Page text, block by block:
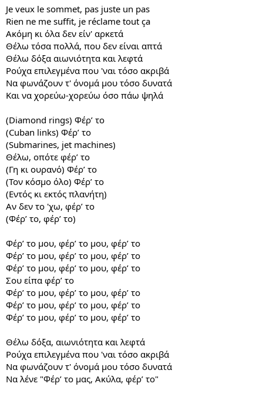
Je veux le sommet, pas juste un pas
Rien ne me suffit, je réclame tout ça
Ακόμη κι όλα δεν είν' αρκετά
Θέλω τόσα πολλά, που δεν είναι απτά
Θέλω δόξα αιωνιότητα και λεφτά
Ρούχα επιλεγμένα που 'ναι τόσο ακριβά
Να φωνάζουν τ' όνομά μου τόσο δυνατά
Και να χορεύω-χορεύω όσο πάω ψηλά
(Diamond rings) Φέρ’ το
(Cuban links) Φέρ’ το
(Submarines, jet machines)
Θέλω, οπότε φέρ’ το
(Γη κι ουρανό) Φέρ’ το
(Τον κόσμο όλο) Φέρ’ το
(Εντός κι εκτός πλανήτη)
Αν δεν το 'χω, φέρ’ το
(Φέρ’ το, φέρ’ το)
Φέρ’ το μου, φέρ’ το μου, φέρ’ το
Φέρ’ το μου, φέρ’ το μου, φέρ’ το
Φέρ’ το μου, φέρ’ το μου, φέρ’ το
Σου είπα φέρ’ το
Φέρ’ το μου, φέρ’ το μου, φέρ’ το
Φέρ’ το μου, φέρ’ το μου, φέρ’ το
Φέρ’ το μου, φέρ’ το μου, φέρ’ το
Θέλω δόξα, αιωνιότητα και λεφτά
Ρούχα επιλεγμένα που 'ναι τόσο ακριβά
Να φωνάζουν τ' όνομά μου τόσο δυνατά
Να λένε "Φέρ’ το μας, Ακύλα, φέρ’ το"